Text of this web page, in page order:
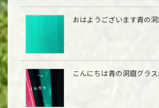
おはようございます青の
こんにちは青の洞窟グラス